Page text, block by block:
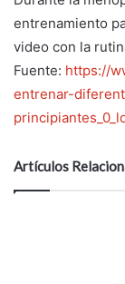
entrenamiento
video con la
Fuente: https://
entrenar-
Artículos